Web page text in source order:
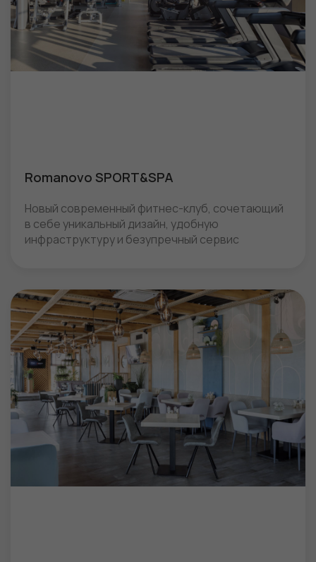
Romanovo SPORT&SPA
Новый современный фитнес-клуб, сочетающий
в себе уникальный дизайн, удобную
инфраструктуру и безупречный сервис